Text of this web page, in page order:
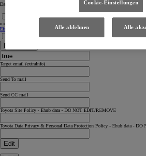
Das Datum oder die Uhrzeit liegt außerhalb des Zeitplans
Ich bin damit einverstanden, dass TOYOTA meine persönlichen
meiner Anfrage u.a. zur individuellen Kundenberatung und Werbung
Einwilligungserklärung
stimme ich zu.
Datenschutzbestimmungen gelesen und akzeptiert
Bestätigen
Target email (extraInfo)
Send To mail
Send CC mail
Toyota Site Policy - Ehub data - DO NOT EDIT/REMOVE
Toyota Data Privacy & Personal Data Protection Policy - Ehub data -
Edit
Cookie-Einstellungen
Alle ablehnen Alle